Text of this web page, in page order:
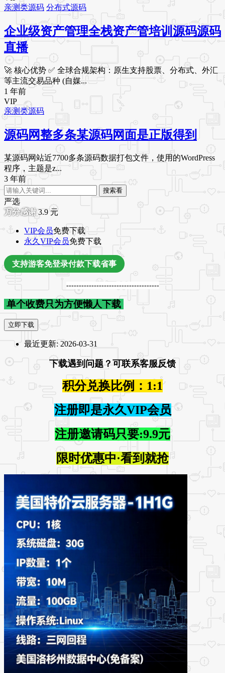
亲测类源码 分布式源码
企业级资产管理全栈资产管培训源码源码
直播
🚀 核心优势 ✅ 全球合规架构：原生支持股票、分布式、外汇
等主流交易品种 (自媒...
1 年前
VIP
亲测类源码
源码网整多条某源码网面是正版得到
某源码网站近7700多条源码数据打包文件，使用的WordPress
程序，主题是z...
3 年前
搜索看
严选
3.9元
VIP会员免费下载
永久VIP会员免费下载
支持游客免登录付款下载省事
-------------------------------------
单个收费只为方便懒人下载
立即下载
最近更新: 2026-03-31
下载遇到问题？可联系客服反馈
积分兑换比例：1:1
注册即是永久VIP会员
注册邀请码只要:9.9元
限时优惠中·看到就抢